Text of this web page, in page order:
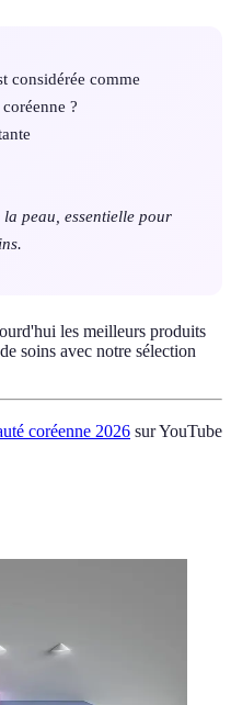
considérée comme
?
peau, essentielle pour
les meilleurs produits
soins avec notre sélection
coréenne 2026 sur YouTube